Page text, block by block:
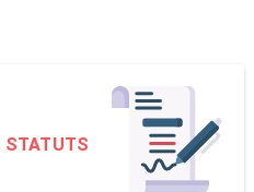
STATUTS